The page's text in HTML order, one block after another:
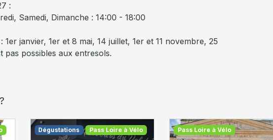
:
Samedi, Dimanche : 14:00 - 18:00
janvier, 1er et 8 mai, 14 juillet, 1er et 11 novembre, 25
pas possibles aux entresols.
Dégustations Pass Loire à Vélo Pass Loire à Vélo